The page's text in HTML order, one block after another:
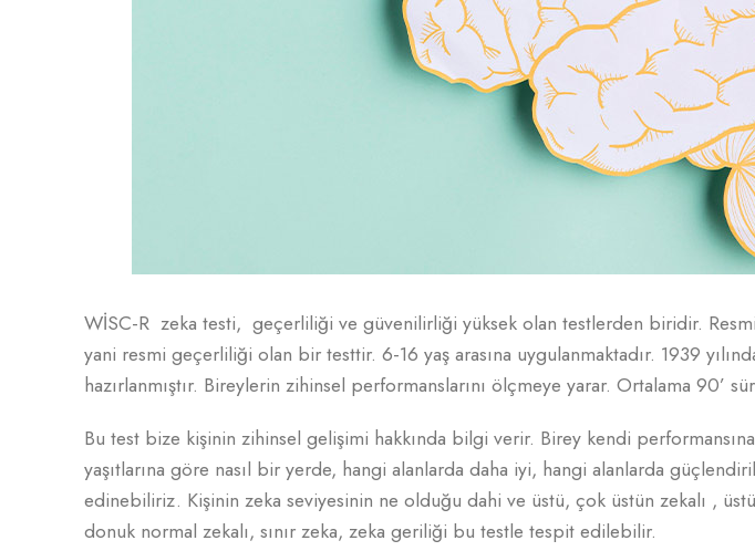
WİSC-R zeka testi, geçerliliği ve güvenilirliği yüksek olan testlerden biridir.
yani resmi geçerliliği olan bir testtir. 6-16 yaş arasına uygulanmaktadır. 1939
hazırlanmıştır. Bireylerin zihinsel performanslarını ölçmeye yarar. Ortalama 90’
Bu test bize kişinin zihinsel gelişimi hakkında bilgi verir. Birey kendi
yaşıtlarına göre nasıl bir yerde, hangi alanlarda daha iyi, hangi alanlarda
edinebiliriz. Kişinin zeka seviyesinin ne olduğu dahi ve üstü, çok üstün zekalı ,
donuk normal zekalı, sınır zeka, zeka geriliği bu testle tespit edilebilir.